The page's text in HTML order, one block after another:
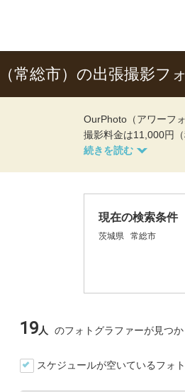
常総市）の出張撮影フ
OurPhoto（アワーフ
撮影料金は11,000円
現在の検索条件
茨城県 常総市
19人 のフォトグラファーが見つか
スケジュールが空いているフォ